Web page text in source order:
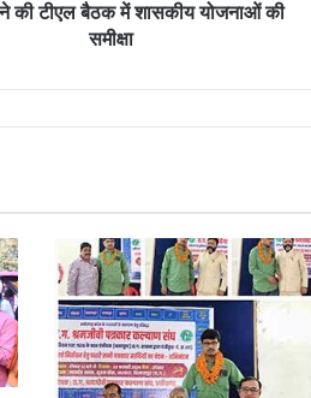
की टीएल बैठक में शासकीय योजनाओं की
समीक्षा